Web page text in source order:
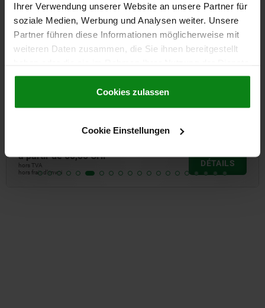
Ihrer Verwendung unserer Website an unsere Partner für
soziale Medien, Werbung und Analysen weiter. Unsere
Partner führen diese Informationen möglicherweise mit
weiteren Daten zusammen, die Sie ihnen bereitgestellt
gesammelt haben.Cookie Richtlinien
Datenschutz|AGB
Cookies zulassen
Cookie Einstellungen
Sauterelle à bielle sans console
à partir de68,85 CHF
hors TVA
hors frais d’envoi
DÉTAILS